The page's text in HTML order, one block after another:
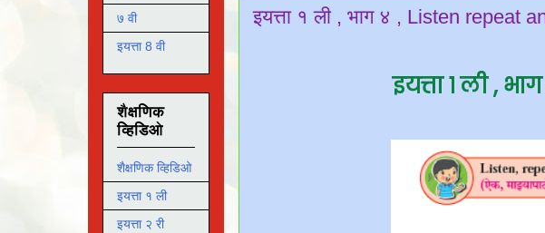
इयत्ता १ ली , भाग ४ , Listen repeat
इयत्ता १ ली ,
७ वी
इयत्ता 8 वी
शैक्षणिक
व्हिडिओ
शैक्षणिक व्हिडिओ
इयत्ता १ ली
इयत्ता २ री